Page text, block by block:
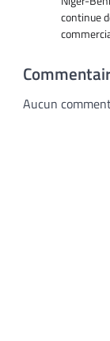
continue
Aucun